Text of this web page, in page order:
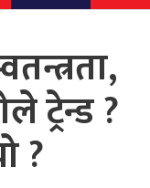
ट्रेन्ड ?
?